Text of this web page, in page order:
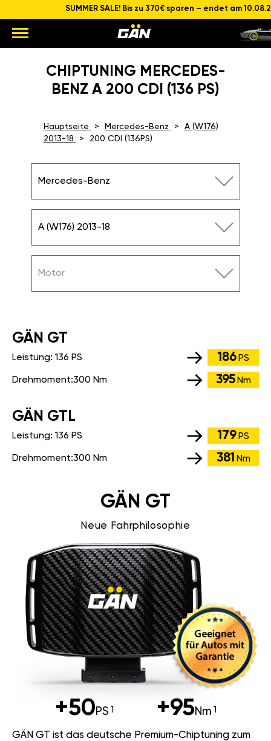
SUMMER SALE! Bis zu 370€ sparen – endet am
CHIPTUNING MERCEDES-
BENZ A 200 CDI (136 PS)
Hauptseite Mercedes-Benz
A (W176)
2013-18
200 CDI (136PS)
Mercedes-Benz
A (W176) 2013-18
Motor
GÄN GT
Leistung: 136 PS 186 PS
Drehmoment:300 Nm 395 Nm
GÄN GTL
Leistung: 136 PS 179 PS
Drehmoment:300 Nm 381 Nm
GÄN GT
Neue Fahrphilosophie
+50PS +95Nm
GÄN GT ist das deutsche Premium-Chiptuning zum